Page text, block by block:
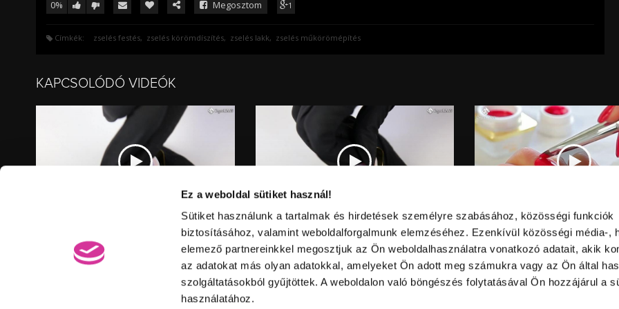
Ez a weboldal sütiket használ!
Sütiket használunk a tartalmak és hirdetések személyre szabásához, közösségi funkciók
biztosításához, valamint weboldalforgalmunk elemzéséhez. Ezenkívül közösségi média-,
elemező partnereinkkel megosztjuk az Ön weboldalhasználatra vonatkozó adatait, akik
az adatokat más olyan adatokkal, amelyeket Ön adott meg számukra vagy az Ön által
szolgáltatásokból gyűjtöttek. A weboldalon való böngészés folytatásával Ön hozzájárul a
használatához.
0% Megosztom 1
Címkék: zselés festés zselés körömdíszítés zselés lakk zselés műkörömépítés
KAPCSOLÓDÓ VIDEÓK
információk
Nézettség:
Értékelés:
Feltöltve:
MARRY ME! - ESKÜVŐI ROYAL GEL
információk
Hossz:
Nézettség:
Értékelés:
HELLO HOLIDAY! ROYAL GEL KÉSZLET
Hossz:
Nézettség:
Értékelés:
ROYAL GEL VS HAGYOMÁNYOS
ZSELÉ
· Minden jog fenntartva!